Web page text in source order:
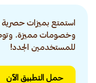
استمتع بميزات
وخصومات مميزة.
للمستخدمين الجدد!
حمل التطبيق الآن